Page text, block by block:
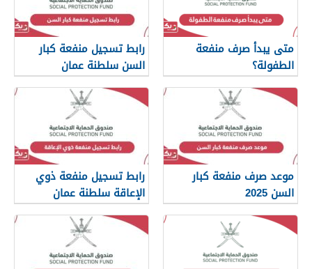
متى يبدأ صرف منفعة
الطفولة؟
رابط تسجيل منفعة كبار
السن سلطنة عمان
spf.gov.om
موعد صرف منفعة كبار
السن 2025
رابط تسجيل منفعة ذوي
الإعاقة سلطنة عمان
spf.gov.om